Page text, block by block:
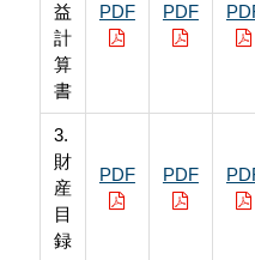
益
計
算
書
PDF PDF
3.
財
産
目
録
PDF PDF